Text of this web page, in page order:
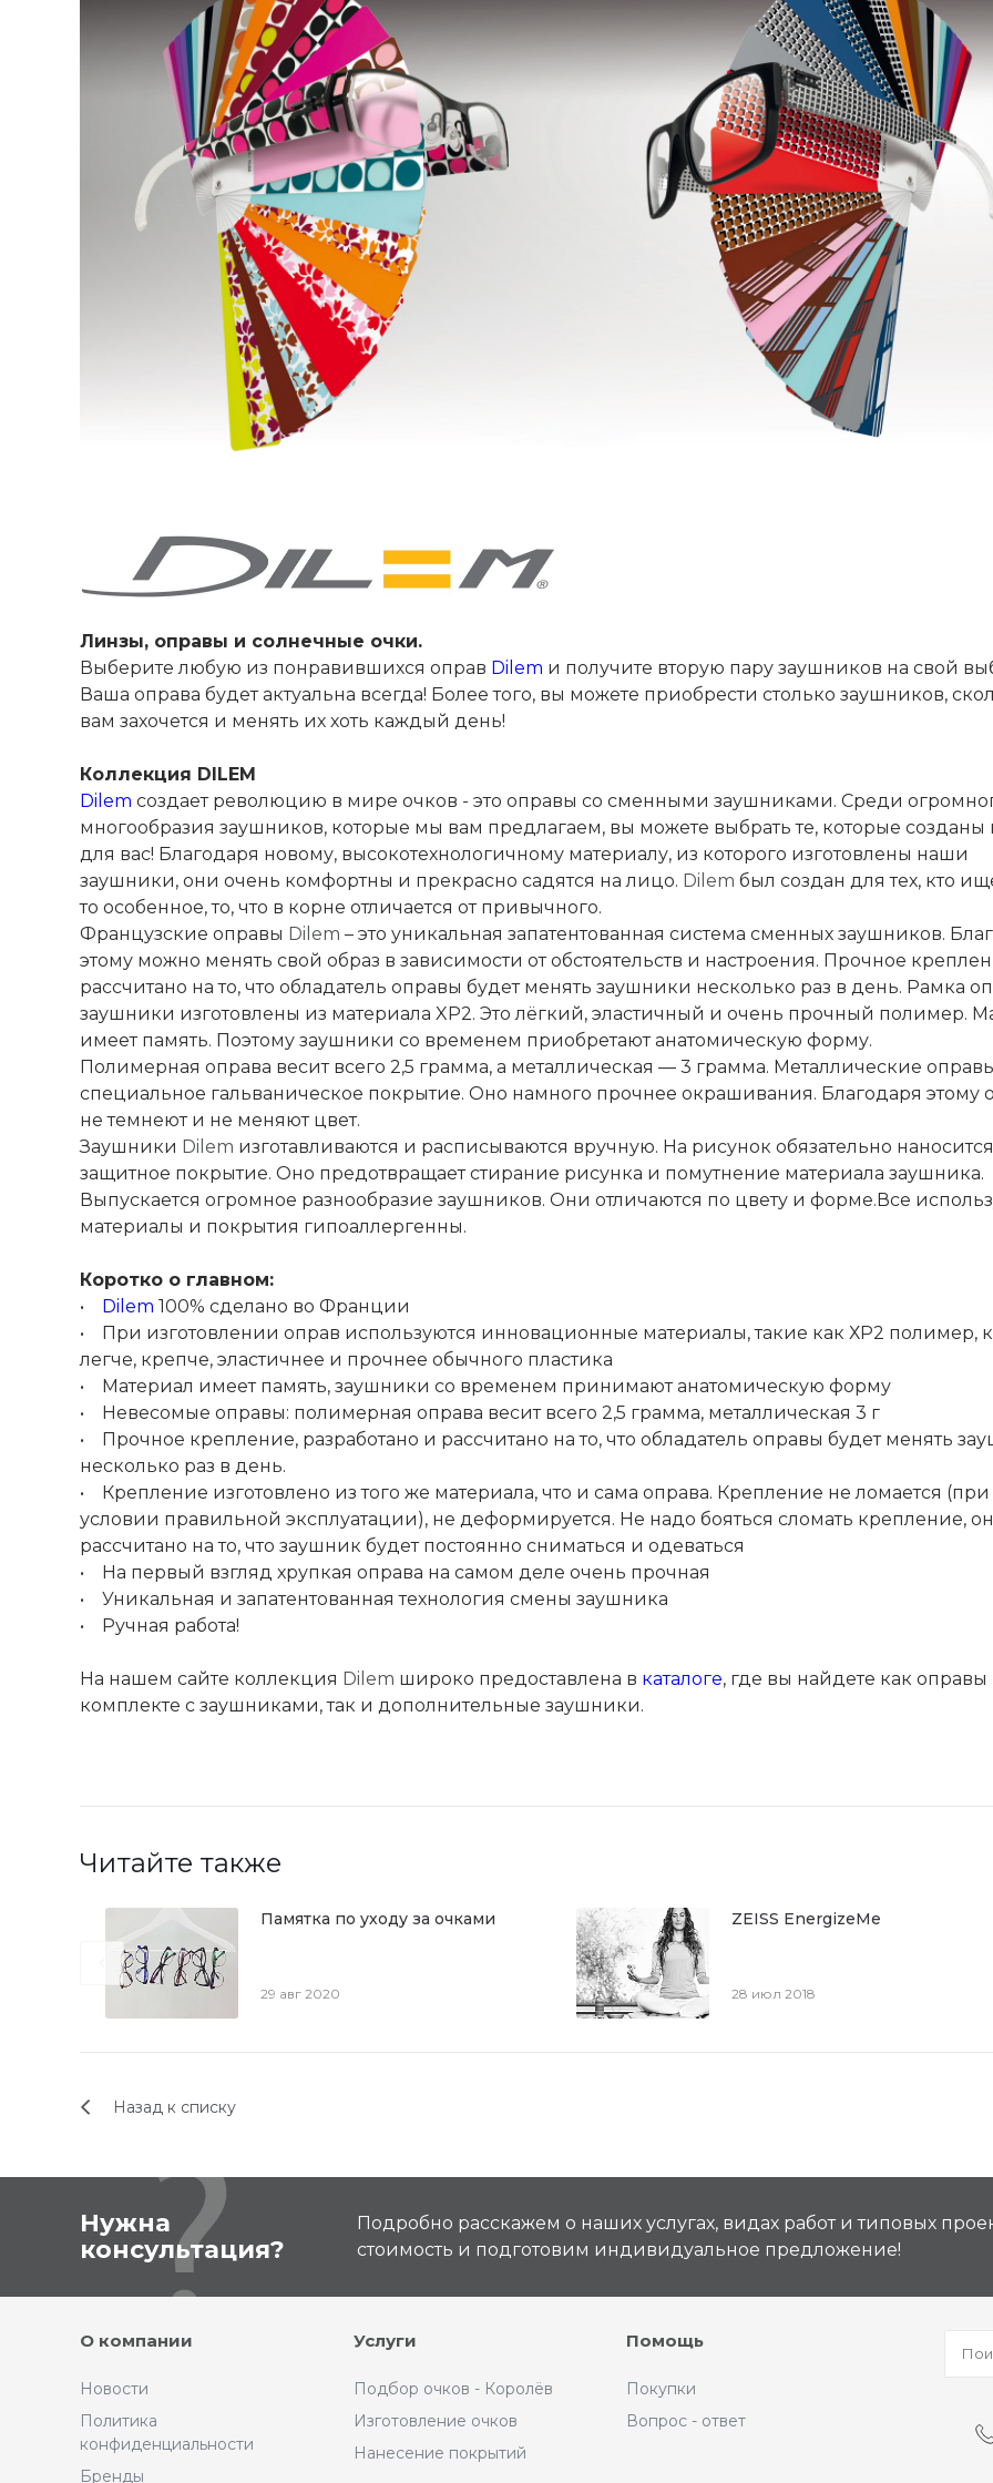
+7 (926) 092 4274
г. Королёв, пр-т
Космонавтов, д.15, ТЦ
"САТУРН", 1 этаж,
(0-9)
Пн-Пт: 10:00-19:45
Сб: 10:00-19:30
Вс: 10:00-19:00
1 мая: 10:00-19:00
9 мая: 10:00-19:00
Линзы, оправы и солнечные очки.
Выберите любую из понравившихся оправ Dilem и получите вторую пару заушников на свой
Ваша оправа будет актуальна всегда! Более того, вы можете приобрести столько заушников,
вам захочется и менять их хоть каждый день!
Коллекция DILEM
Dilem создает революцию в мире очков - это оправы со сменными заушниками. Среди
многообразия заушников, которые мы вам предлагаем, вы можете выбрать те, которые
для вас! Благодаря новому, высокотехнологичному материалу, из которого изготовлены наши
заушники, они очень комфортны и прекрасно садятся на лицо. Dilem был создан для тех, кто
то особенное, то, что в корне отличается от привычного.
Французские оправы Dilem – это уникальная запатентованная система сменных заушников.
этому можно менять свой образ в зависимости от обстоятельств и настроения. Прочное
рассчитано на то, что обладатель оправы будет менять заушники несколько раз в день. Рамка
заушники изготовлены из материала XP2. Это лёгкий, эластичный и очень прочный полимер.
имеет память. Поэтому заушники со временем приобретают анатомическую форму.
Полимерная оправа весит всего 2,5 грамма, а металлическая — 3 грамма. Металлические
специальное гальваническое покрытие. Оно намного прочнее окрашивания. Благодаря этому
не темнеют и не меняют цвет.
Заушники Dilem изготавливаются и расписываются вручную. На рисунок обязательно наносится
защитное покрытие. Оно предотвращает стирание рисунка и помутнение материала заушника.
Выпускается огромное разнообразие заушников. Они отличаются по цвету и форме.Все
материалы и покрытия гипоаллергенны.
Коротко о главном:
• Dilem 100% сделано во Франции
• При изготовлении оправ используются инновационные материалы, такие как ХР2 полимер,
легче, крепче, эластичнее и прочнее обычного пластика
• Материал имеет память, заушники со временем принимают анатомическую форму
• Невесомые оправы: полимерная оправа весит всего 2,5 грамма, металлическая 3 г
• Прочное крепление, разработано и рассчитано на то, что обладатель оправы будет менять
несколько раз в день.
• Крепление изготовлено из того же материала, что и сама оправа. Крепление не ломается (при
условии правильной эксплуатации), не деформируется. Не надо бояться сломать крепление,
рассчитано на то, что заушник будет постоянно сниматься и одеваться
• На первый взгляд хрупкая оправа на самом деле очень прочная
• Уникальная и запатентованная технология смены заушника
• Ручная работа!
На нашем сайте коллекция Dilem широко предоставлена в каталоге, где вы найдете как оправы
комплекте с заушниками, так и дополнительные заушники.
Читайте также
Памятка по уходу за очками
29 авг 2020
ZEISS EnergizeMe
28 июл 2018
Назад к списку
Нужна
консультация?
Подробно расскажем о наших услугах, видах работ и типовых
стоимость и подготовим индивидуальное предложение!
О компании
Новости
Политика
конфиденциальности
Бренды
Услуги
Подбор очков - Королёв
Изготовление очков
Нанесение покрытий
Помощь
Покупки
Вопрос - ответ